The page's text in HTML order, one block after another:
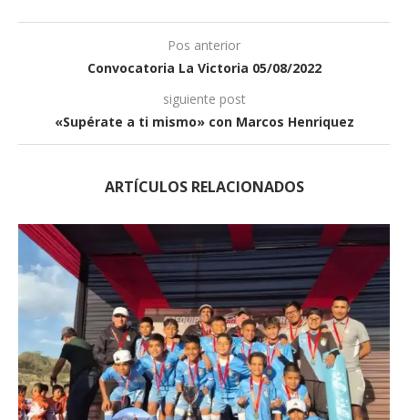
Pos anterior
Convocatoria La Victoria 05/08/2022
siguiente post
«Supérate a ti mismo» con Marcos Henriquez
ARTÍCULOS RELACIONADOS